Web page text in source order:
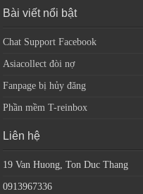
Bài viết nổi bật
Chat Support Facebook
Asiacollect đòi nợ
Fanpage bị hủy đăng
Phần mềm T-reinbox
Liên hệ
19 Van Huong, Ton Duc Thang
0913967336